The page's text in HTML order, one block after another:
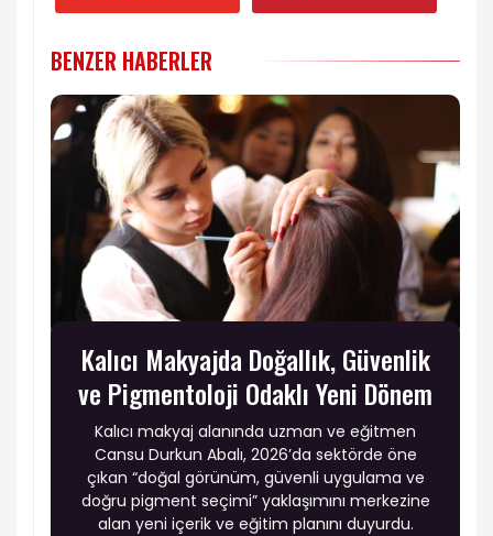
BENZER HABERLER
Kalıcı Makyajda Doğallık, Güvenlik
ve Pigmentoloji Odaklı Yeni Dönem
Kalıcı makyaj alanında uzman ve eğitmen
Cansu Durkun Abalı, 2026’da sektörde öne
çıkan “doğal görünüm, güvenli uygulama ve
doğru pigment seçimi” yaklaşımını merkezine
alan yeni içerik ve eğitim planını duyurdu.